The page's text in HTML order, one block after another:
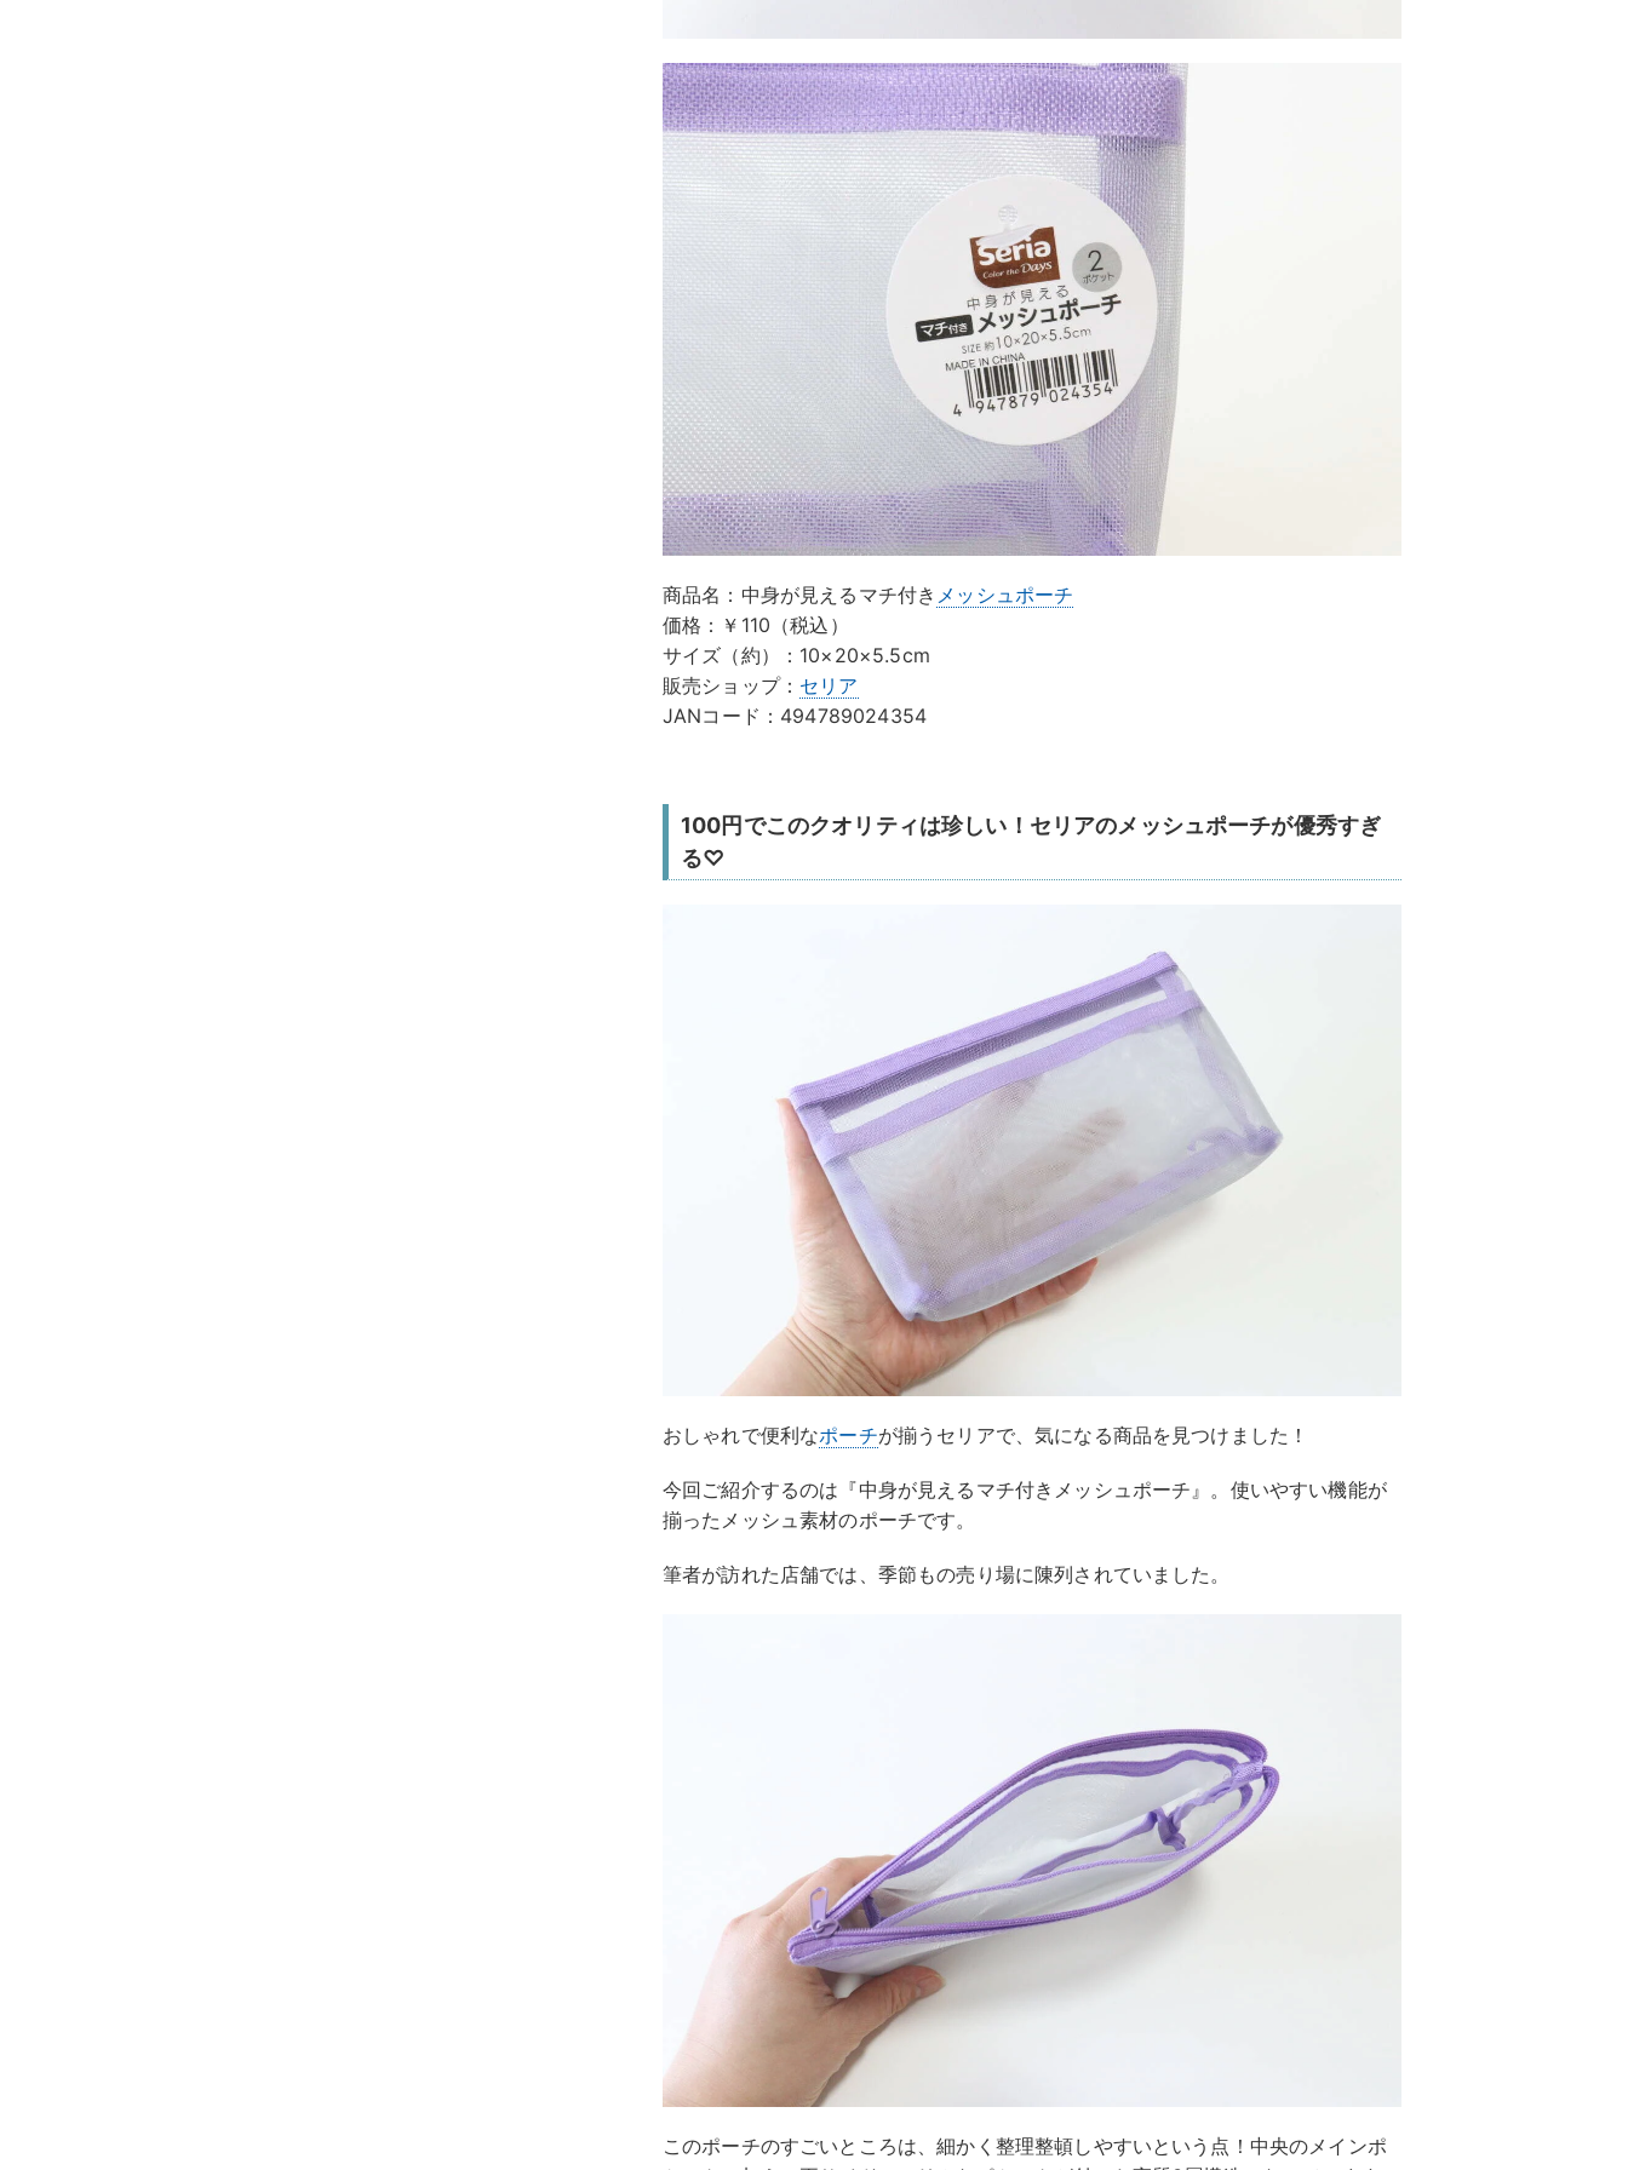
商品名：中身が見えるマチ付き メッシュポーチ
価格：￥110（税込）
サイズ（約）：10×20×5.5cm
販売ショップ： セリア
JANコード：494789024354
100円でこのクオリティは珍しい！セリアのメッシュポーチが優秀すぎ
る♡
おしゃれで便利なポーチが揃うセリアで、気になる商品を見つけました！
今回ご紹介するのは『中身が見えるマチ付きメッシュポーチ』。使いやすい機能が
揃ったメッシュ素材のポーチです。
筆者が訪れた店舗では、季節もの売り場に陳列されていました。
このポーチのすごいところは、細かく整理整頓しやすいという点！中央のメインポ